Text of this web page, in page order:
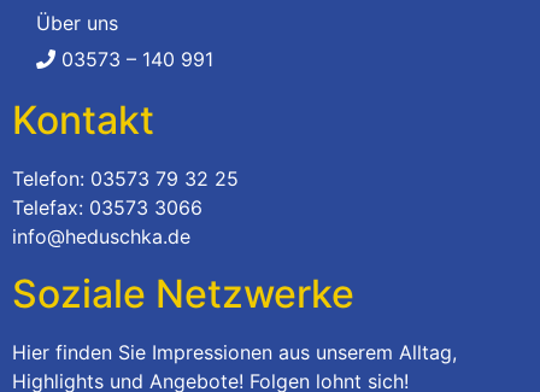
Über uns
03573 – 140 991
Kontakt
Telefon: 03573 79 32 25
Telefax: 03573 3066
info@heduschka.de
Soziale Netzwerke
Hier finden Sie Impressionen aus unserem Alltag,
Highlights und Angebote! Folgen lohnt sich!